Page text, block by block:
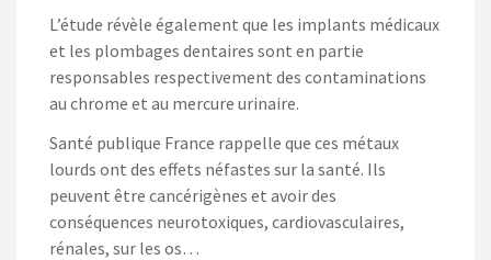
L’étude révèle également que les implants médicaux
et les plombages dentaires sont en partie
responsables respectivement des contaminations
au chrome et au mercure urinaire.
Santé publique France rappelle que ces métaux
lourds ont des effets néfastes sur la santé. Ils
peuvent être cancérigènes et avoir des
conséquences neurotoxiques, cardiovasculaires,
rénales, sur les os…